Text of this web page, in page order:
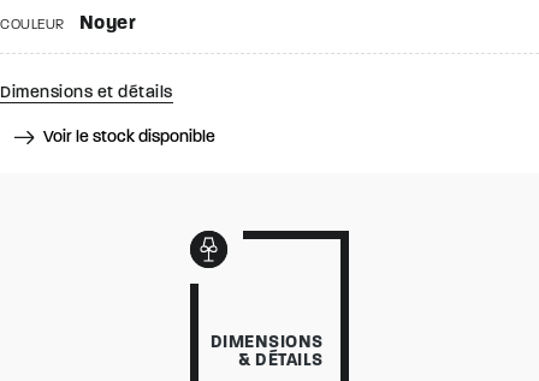
COULEUR Noyer
Dimensions et détails
Voir le stock disponible
DIMENSIONS
& DÉTAILS